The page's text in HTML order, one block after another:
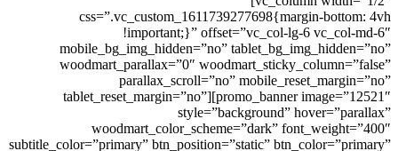
css=”.vc_custom_1611739277698{margin-bottom: 4vh
!important;}” offset=”vc_col-lg-6 vc_col-md-6″
mobile_bg_img_hidden=”no” tablet_bg_img_hidden=”no”
woodmart_parallax=”0″ woodmart_sticky_column=”false”
parallax_scroll=”no” mobile_reset_margin=”no”
tablet_reset_margin=”no”][promo_banner image=”12521″
style=”background” hover=”parallax”
woodmart_color_scheme=”dark” font_weight=”400″
subtitle_color=”primary” btn_position=”static” btn_color=”primary”